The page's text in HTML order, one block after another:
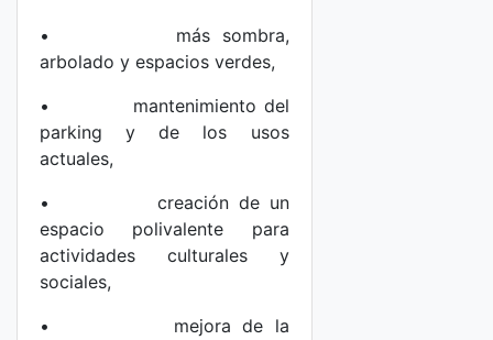
• más sombra,
arbolado y espacios verdes,
• mantenimiento del
parking y de los usos
actuales,
• creación de un
espacio polivalente para
actividades culturales y
sociales,
• mejora de la